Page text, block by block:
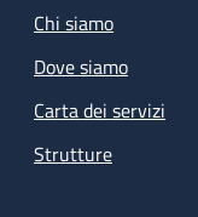
Chi siamo
Dove siamo
Carta dei servizi
Strutture